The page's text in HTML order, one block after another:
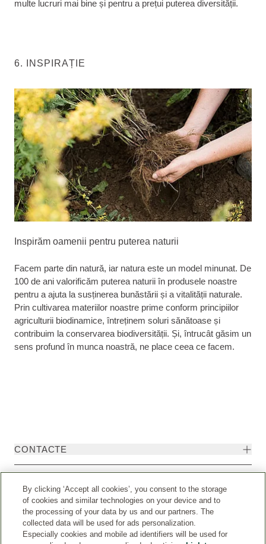
multe lucruri mai bine și pentru a prețui puterea diversității.
6. INSPIRAȚIE
Inspirăm oamenii pentru puterea naturii
Facem parte din natură, iar natura este un model minunat. De
100 de ani valorificăm puterea naturii în produsele noastre
pentru a ajuta la susținerea bunăstării și a vitalității naturale.
Prin cultivarea materiilor noastre prime conform principiilor
agriculturii biodinamice, întreținem soluri sănătoase și
contribuim la conservarea biodiversității. Și, întrucât găsim un
sens profund în munca noastră, ne place ceea ce facem.
CONTACTE
By clicking ‘Accept all cookies’, you consent to the storage
of cookies and similar technologies on your device and to
the processing of your data by us and our partners. The
collected data will be used for ads personalization.
Especially cookies and mobile ad identifiers will be used for